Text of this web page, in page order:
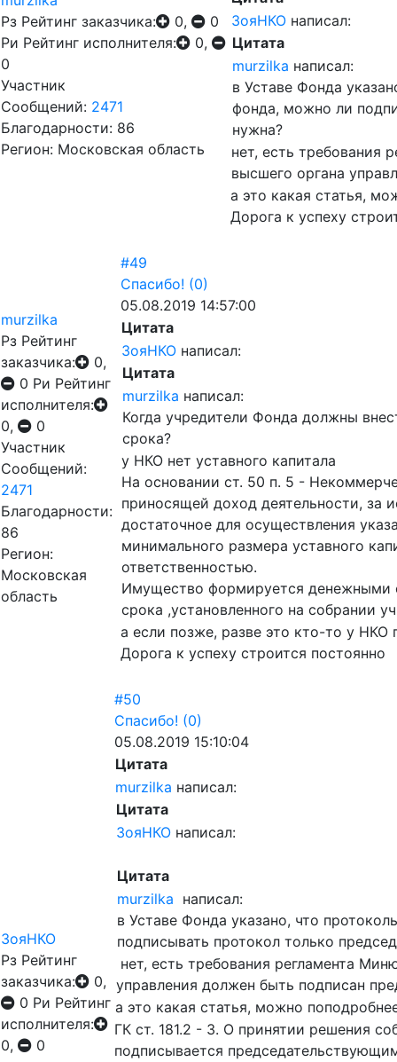
Рз Рейтинг заказчика: 0,
0
Ри Рейтинг исполнителя:
0,
0
Участник
Сообщений: 2471
Благодарности: 86
Регион: Московская область
ЗояНКО написал:
Цитата
murzilka написал:
в Уставе Фонда
фонда, можно ли
нужна?
нет, есть требования
высшего органа
а это какая статья,
Дорога к успеху
murzilka
Рз Рейтинг
заказчика:
0,
0 Ри Рейтинг
исполнителя:
0,
0
Участник
Сообщений:
2471
Благодарности:
86
Регион:
Московская
область
#49
Спасибо! (0)
05.08.2019 14:57:00
Цитата
ЗояНКО написал:
Цитата
murzilka написал:
Когда учредители Фонда должны
срока?
у НКО нет уставного капитала
На основании ст. 50 п. 5 -
приносящей доход деятельности, за
достаточное для осуществления
минимального размера уставного
ответственностью.
Имущество формируется денежными
срока ,установленного на собрании
а если позже, разве это кто-то у НКО
Дорога к успеху строится постоянно
ЗояНКО
Рз Рейтинг
заказчика:
0,
0 Ри Рейтинг
исполнителя:
0,
0
#50
Спасибо! (0)
05.08.2019 15:10:04
Цитата
murzilka написал:
Цитата
ЗояНКО написал:
Цитата
murzilka написал:
в Уставе Фонда указано, что
подписывать протокол только
нет, есть требования регламента
управления должен быть подписан
а это какая статья, можно
ГК ст. 181.2 - 3. О принятии решения
подписывается